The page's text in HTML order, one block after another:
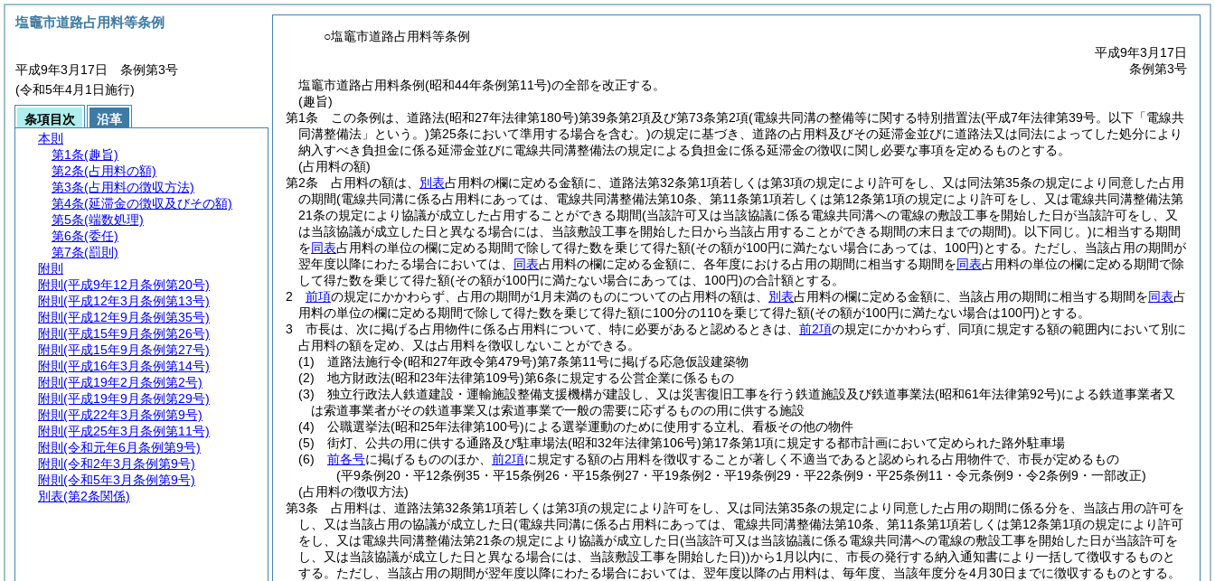
○塩竈市道路占用料等条例
平成9年3月17日
条例第3号
塩竈市道路占用料条例(昭和44年条例第11号)の全部を改正する。
(趣旨)
第1条
この条例は、道路法(昭和27年法律第180号)第39条第2項及び第73条第2項(電線共同溝の整備等に関する特別措置法(平成7年法律第39号。以下「電線共
同溝整備法」という。)第25条において準用する場合を含む。)の規定に基づき、道路の占用料及びその延滞金並びに道路法又は同法によってした処分により
納入すべき負担金に係る延滞金並びに電線共同溝整備法の規定による負担金に係る延滞金の徴収に関し必要な事項を定めるものとする。
(占用料の額)
第2条
占用料の額は、 別表占用料の欄に定める金額に、道路法第32条第1項若しくは第3項の規定により許可をし、又は同法第35条の規定により同意した占用
の期間(電線共同溝に係る占用料にあっては、電線共同溝整備法第10条、第11条第1項若しくは第12条第1項の規定により許可をし、又は電線共同溝整備法第
21条の規定により協議が成立した占用することができる期間(当該許可又は当該協議に係る電線共同溝への電線の敷設工事を開始した日が当該許可をし、又
は当該協議が成立した日と異なる場合には、当該敷設工事を開始した日から当該占用することができる期間の末日までの期間)。以下同じ。)に相当する期間
を同表占用料の単位の欄に定める期間で除して得た数を乗じて得た額(その額が100円に満たない場合にあっては、100円)とする。 ただし、当該占用の期間が
翌年度以降にわたる場合においては、 同表占用料の欄に定める金額に、各年度における占用の期間に相当する期間を同表占用料の単位の欄に定める期間で除
して得た数を乗じて得た額(その額が100円に満たない場合にあっては、100円)の合計額とする。
2
前項の規定にかかわらず、占用の期間が1月未満のものについての占用料の額は、 別表占用料の欄に定める金額に、当該占用の期間に相当する期間を同表占
用料の単位の欄に定める期間で除して得た数を乗じて得た額に100分の110を乗じて得た額(その額が100円に満たない場合は100円)とする。
3
市長は、次に掲げる占用物件に係る占用料について、特に必要があると認めるときは、 前2項の規定にかかわらず、同項に規定する額の範囲内において別に
占用料の額を定め、又は占用料を徴収しないことができる。
(1)
道路法施行令(昭和27年政令第479号)第7条第11号に掲げる応急仮設建築物
(2)
地方財政法(昭和23年法律第109号)第6条に規定する公営企業に係るもの
(3)
独立行政法人鉄道建設・運輸施設整備支援機構が建設し、又は災害復旧工事を行う鉄道施設及び鉄道事業法(昭和61年法律第92号)による鉄道事業者又
は索道事業者がその鉄道事業又は索道事業で一般の需要に応ずるものの用に供する施設
(4)
公職選挙法(昭和25年法律第100号)による選挙運動のために使用する立札、看板その他の物件
(5)
街灯、公共の用に供する通路及び駐車場法(昭和32年法律第106号)第17条第1項に規定する都市計画において定められた路外駐車場
(6)
前各号に掲げるもののほか、 前2項に規定する額の占用料を徴収することが著しく不適当であると認められる占用物件で、市長が定めるもの
(平9条例20・平12条例35・平15条例26・平15条例27・平19条例2・平19条例29・平22条例9・平25条例11・令元条例9・令2条例9・一部改正)
(占用料の徴収方法)
第3条
占用料は、道路法第32条第1項若しくは第3項の規定により許可をし、又は同法第35条の規定により同意した占用の期間に係る分を、当該占用の許可を
し、又は当該占用の協議が成立した日(電線共同溝に係る占用料にあっては、電線共同溝整備法第10条、第11条第1項若しくは第12条第1項の規定により許可
をし、又は電線共同溝整備法第21条の規定により協議が成立した日(当該許可又は当該協議に係る電線共同溝への電線の敷設工事を開始した日が当該許可を
し、又は当該協議が成立した日と異なる場合には、当該敷設工事を開始した日))から1月以内に、市長の発行する納入通知書により一括して徴収するものと
する。 ただし、当該占用の期間が翌年度以降にわたる場合においては、翌年度以降の占用料は、毎年度、当該年度分を4月30日までに徴収するものとする。
塩竈市道路占用料等条例
平成9年3月17日 条例第3号
(令和5年4月1日施行)
条項目次
沿革
本則
第1条(趣旨)
第2条(占用料の額)
第3条(占用料の徴収方法)
第4条(延滞金の徴収及びその額)
第5条(端数処理)
第6条(委任)
第7条(罰則)
附則
附則 (平成9年12月条例第20号)
附則 (平成12年3月条例第13号)
附則 (平成12年9月条例第35号)
附則 (平成15年9月条例第26号)
附則 (平成15年9月条例第27号)
附則 (平成16年3月条例第14号)
附則 (平成19年2月条例第2号)
附則 (平成19年9月条例第29号)
附則 (平成22年3月条例第9号)
附則 (平成25年3月条例第11号)
附則 (令和元年6月条例第9号)
附則 (令和2年3月条例第9号)
附則 (令和5年3月条例第9号)
別表(第2条関係)